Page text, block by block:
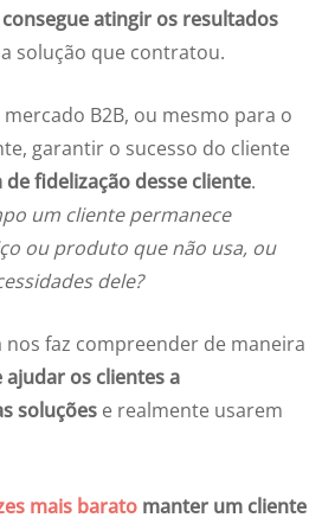
consegue atingir os resultados
solução que contratou.
B2B, ou mesmo para o
garantir o sucesso do cliente
de fidelização desse cliente.
um cliente permanece
ou produto que não usa, ou
dele?
nos faz compreender de maneira
os clientes a
soluções e realmente usarem
mais barato manter um cliente